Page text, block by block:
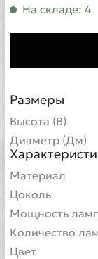
На складе: 4
Размеры
Высота (В)
Диаметр (Дм)
Материал
Цоколь
Мощность
Количество
Цвет